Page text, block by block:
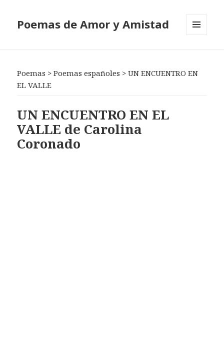
Poemas de Amor y Amistad
Poemas >Poemas españoles >UN ENCUENTRO EN
EL VALLE
UN ENCUENTRO EN EL
VALLE de Carolina
Coronado